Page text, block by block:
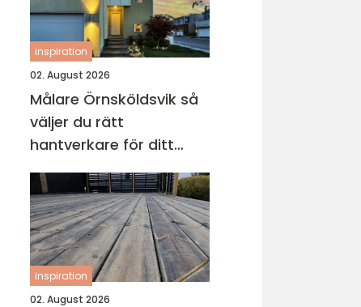
inspiration
02. August 2026
Målare Örnsköldsvik så
väljer du rätt
hantverkare för ditt
projekt
inspiration
02. August 2026